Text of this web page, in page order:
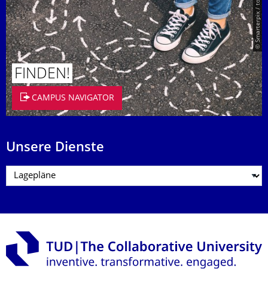
© Smarterpix / tomert
FINDEN!
CAMPUS NAVIGATOR
Unsere Dienste